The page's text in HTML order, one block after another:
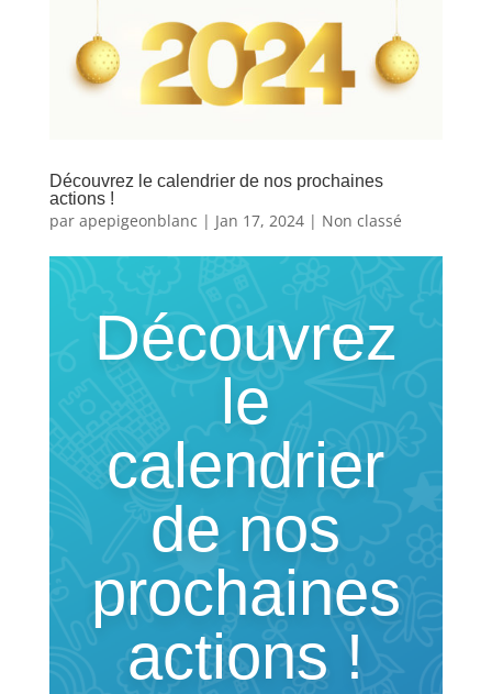
Découvrez le calendrier de nos prochaines
actions !
par apepigeonblanc | Jan 17, 2024| Non classé
Découvrez
le
calendrier
de nos
prochaines
actions !